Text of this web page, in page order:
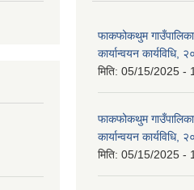
फाकफोकथुम
कार्यान्वयन कार्यविधि,
मिति: 05/15/2025 -
फाकफोकथुम
कार्यान्वयन कार्यविधि,
मिति: 05/15/2025 -